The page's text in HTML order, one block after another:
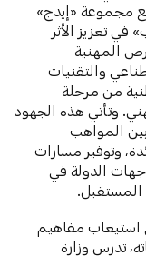
مجموعة «إيدج»
تعزيز الأثر
المهنية
والتقنيات
من مرحلة
وتأتي هذه الجهود
المواهب
وتوفير مسارات
الدولة في
المستقبل.
استيعاب مفاهيم
تدرس وزارة